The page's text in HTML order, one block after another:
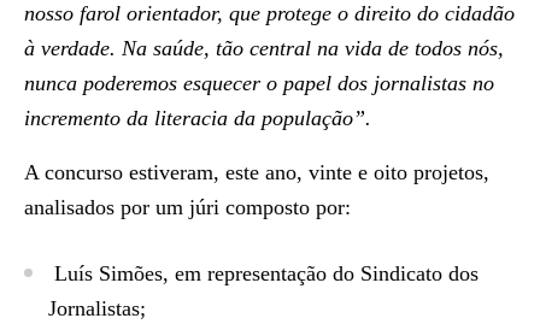
nosso farol orientador, que protege o direito do cidadão
à verdade. Na saúde, tão central na vida de todos nós,
nunca poderemos esquecer o papel dos jornalistas no
incremento da literacia da população”.
A concurso estiveram, este ano, vinte e oito projetos,
analisados por um júri composto por:
Luís Simões, em representação do Sindicato dos
Jornalistas;